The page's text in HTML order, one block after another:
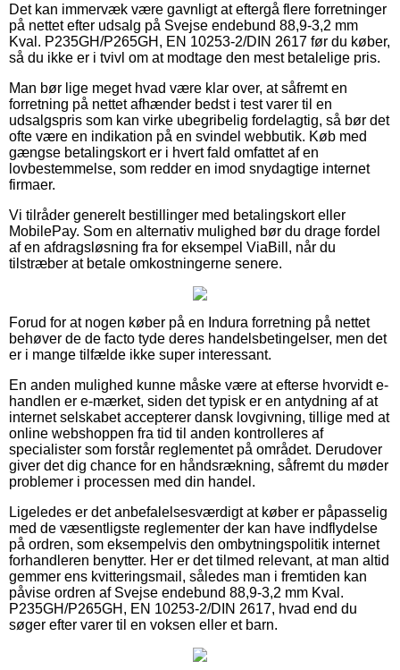
Det kan immervæk være gavnligt at eftergå flere forretninger
på nettet efter udsalg på Svejse endebund 88,9-3,2 mm
Kval. P235GH/P265GH, EN 10253-2/DIN 2617 før du køber,
så du ikke er i tvivl om at modtage den mest betalelige pris.
Man bør lige meget hvad være klar over, at såfremt en
forretning på nettet afhænder bedst i test varer til en
udsalgspris som kan virke ubegribelig fordelagtig, så bør det
ofte være en indikation på en svindel webbutik. Køb med
gængse betalingskort er i hvert fald omfattet af en
lovbestemmelse, som redder en imod snydagtige internet
firmaer.
Vi tilråder generelt bestillinger med betalingskort eller
MobilePay. Som en alternativ mulighed bør du drage fordel
af en afdragsløsning fra for eksempel ViaBill, når du
tilstræber at betale omkostningerne senere.
Forud for at nogen køber på en Indura forretning på nettet
behøver de de facto tyde deres handelsbetingelser, men det
er i mange tilfælde ikke super interessant.
En anden mulighed kunne måske være at efterse hvorvidt e-
handlen er e-mærket, siden det typisk er en antydning af at
internet selskabet accepterer dansk lovgivning, tillige med at
online webshoppen fra tid til anden kontrolleres af
specialister som forstår reglementet på området. Derudover
giver det dig chance for en håndsrækning, såfremt du møder
problemer i processen med din handel.
Ligeledes er det anbefalelsesværdigt at køber er påpasselig
med de væsentligste reglementer der kan have indflydelse
på ordren, som eksempelvis den ombytningspolitik internet
forhandleren benytter. Her er det tilmed relevant, at man altid
gemmer ens kvitteringsmail, således man i fremtiden kan
påvise ordren af Svejse endebund 88,9-3,2 mm Kval.
P235GH/P265GH, EN 10253-2/DIN 2617, hvad end du
søger efter varer til en voksen eller et barn.